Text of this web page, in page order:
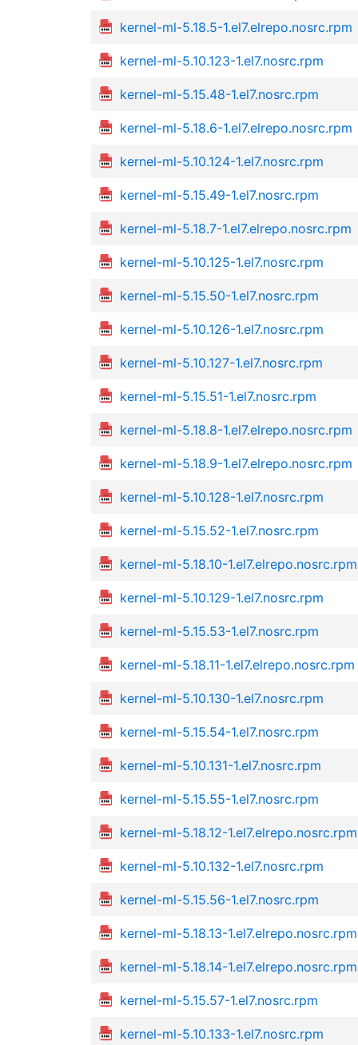
kernel-ml-5.18.5-1.el7.elrepo.nosrc.rpm
kernel-ml-5.10.123-1.el7.nosrc.rpm
kernel-ml-5.15.48-1.el7.nosrc.rpm
kernel-ml-5.18.6-1.el7.elrepo.nosrc.rpm
kernel-ml-5.10.124-1.el7.nosrc.rpm
kernel-ml-5.15.49-1.el7.nosrc.rpm
kernel-ml-5.18.7-1.el7.elrepo.nosrc.rpm
kernel-ml-5.10.125-1.el7.nosrc.rpm
kernel-ml-5.15.50-1.el7.nosrc.rpm
kernel-ml-5.10.126-1.el7.nosrc.rpm
kernel-ml-5.10.127-1.el7.nosrc.rpm
kernel-ml-5.15.51-1.el7.nosrc.rpm
kernel-ml-5.18.8-1.el7.elrepo.nosrc.rpm
kernel-ml-5.18.9-1.el7.elrepo.nosrc.rpm
kernel-ml-5.10.128-1.el7.nosrc.rpm
kernel-ml-5.15.52-1.el7.nosrc.rpm
kernel-ml-5.18.10-1.el7.elrepo.nosrc.rpm
kernel-ml-5.10.129-1.el7.nosrc.rpm
kernel-ml-5.15.53-1.el7.nosrc.rpm
kernel-ml-5.18.11-1.el7.elrepo.nosrc.rpm
kernel-ml-5.10.130-1.el7.nosrc.rpm
kernel-ml-5.15.54-1.el7.nosrc.rpm
kernel-ml-5.10.131-1.el7.nosrc.rpm
kernel-ml-5.15.55-1.el7.nosrc.rpm
kernel-ml-5.18.12-1.el7.elrepo.nosrc.rpm
kernel-ml-5.10.132-1.el7.nosrc.rpm
kernel-ml-5.15.56-1.el7.nosrc.rpm
kernel-ml-5.18.13-1.el7.elrepo.nosrc.rpm
kernel-ml-5.18.14-1.el7.elrepo.nosrc.rpm
kernel-ml-5.15.57-1.el7.nosrc.rpm
kernel-ml-5.10.133-1.el7.nosrc.rpm